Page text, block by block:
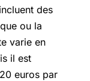
des
ou la
varie en
il est
euros par